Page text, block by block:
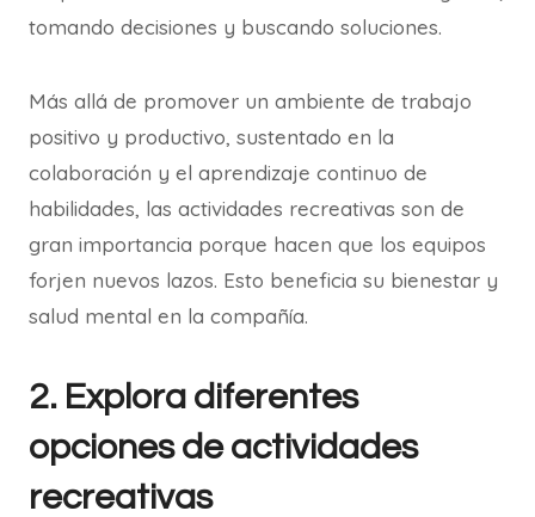
tomando decisiones y buscando soluciones.
Más allá de promover un ambiente de trabajo
positivo y productivo, sustentado en la
colaboración y el aprendizaje continuo de
habilidades, las actividades recreativas son de
gran importancia porque hacen que los equipos
forjen nuevos lazos. Esto beneficia su bienestar y
salud mental en la compañía.
2. Explora diferentes
opciones de actividades
recreativas